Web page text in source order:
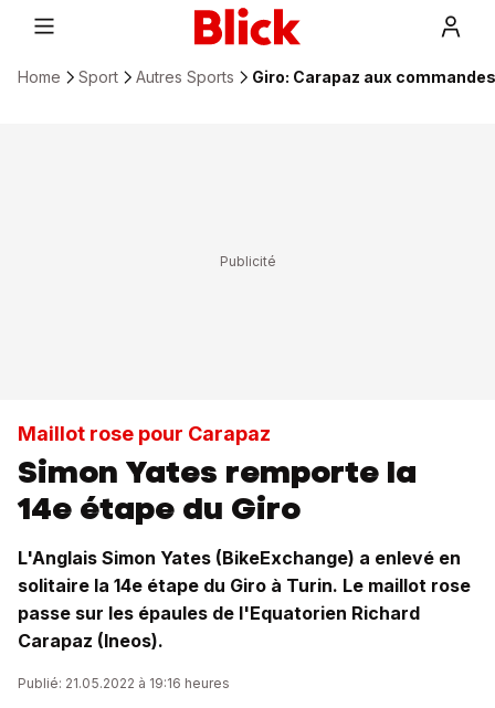
Home Sport Autres Sports Giro: Carapaz aux
Maillot rose pour Carapaz
Simon Yates remporte la
14e étape du Giro
L'Anglais Simon Yates (BikeExchange) a enlevé en
solitaire la 14e étape du Giro à Turin. Le maillot rose
passe sur les épaules de l'Equatorien Richard
Carapaz (Ineos).
Publié: 21.05.2022 à 19:16 heures